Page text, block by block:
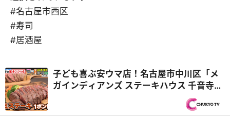
#名古屋市西区
#寿司
#居酒屋
子ども喜ぶ安ウマ店！名古屋市中川区「メ
ガインディアンズ ステーキハウス 千音寺
店」総工費1億円超のキッズパーク『PS純